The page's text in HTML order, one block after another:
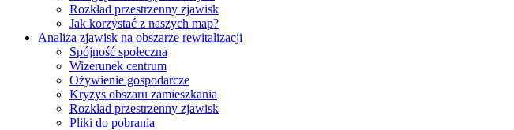
Rozkład przestrzenny zjawisk
Jak korzystać z naszych map?
Analiza zjawisk na obszarze rewitalizacji
Spójność społeczna
Wizerunek centrum
Ożywienie gospodarcze
Kryzys obszaru zamieszkania
Rozkład przestrzenny zjawisk
Pliki do pobrania